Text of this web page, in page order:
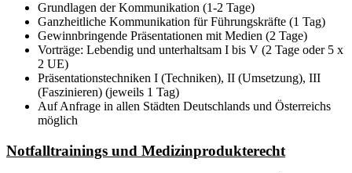
Grundlagen der Kommunikation (1-2 Tage)
Ganzheitliche Kommunikation für Führungskräfte (1 Tag)
Gewinnbringende Präsentationen mit Medien (2 Tage)
Vorträge: Lebendig und unterhaltsam I bis V (2 Tage oder 5 x
2 UE)
Präsentationstechniken I (Techniken), II (Umsetzung), III
(Faszinieren) (jeweils 1 Tag)
Auf Anfrage in allen Städten Deutschlands und Österreichs
möglich
Notfalltrainings und Medizinprodukterecht